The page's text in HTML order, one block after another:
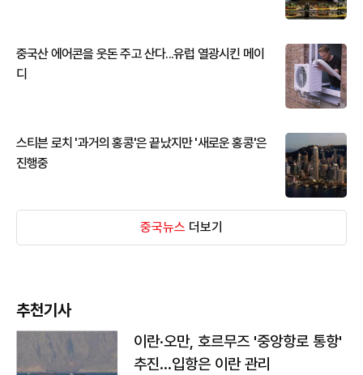
중국산 에어콘을 웃돈 주고 산다...유럽 열광시킨 메이
디
스티븐 로치 '과거의 홍콩'은 끝났지만 '새로운 홍콩'은
진행중
중국뉴스 더보기
추천기사
이란·오만, 호르무즈 '중앙항로 통항'
추진…입항은 이란 관리